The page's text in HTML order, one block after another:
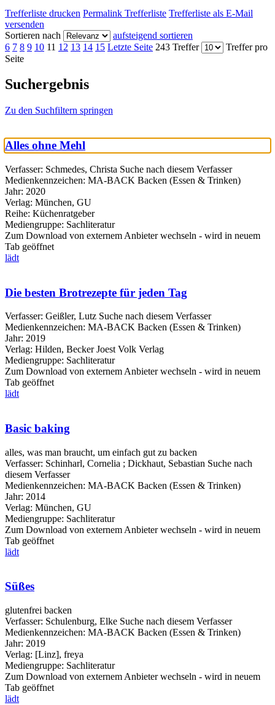
Trefferliste drucken Permalink Trefferliste Trefferliste als E-Mail
versenden
Sortieren nach
aufsteigend sortieren
6 7 8 9 10 11 12 13 14 15 Letzte Seite 243 Treffer
Treffer pro
Seite
Suchergebnis
Zu den Suchfiltern springen
Alles ohne Mehl
Verfasser: Schmedes, Christa Suche nach diesem Verfasser
Medienkennzeichen: MA-BACK Backen (Essen & Trinken)
Jahr: 2020
Verlag: München, GU
Reihe: Küchenratgeber
Mediengruppe: Sachliteratur
Zum Download von externem Anbieter wechseln - wird in neuem
Tab geöffnet
lädt
Die besten Brotrezepte für jeden Tag
Verfasser: Geißler, Lutz Suche nach diesem Verfasser
Medienkennzeichen: MA-BACK Backen (Essen & Trinken)
Jahr: 2019
Verlag: Hilden, Becker Joest Volk Verlag
Mediengruppe: Sachliteratur
Zum Download von externem Anbieter wechseln - wird in neuem
Tab geöffnet
lädt
Basic baking
alles, was man braucht, um einfach gut zu backen
Verfasser: Schinharl, Cornelia ; Dickhaut, Sebastian Suche nach
diesem Verfasser
Medienkennzeichen: MA-BACK Backen (Essen & Trinken)
Jahr: 2014
Verlag: München, GU
Mediengruppe: Sachliteratur
Zum Download von externem Anbieter wechseln - wird in neuem
Tab geöffnet
lädt
Süßes
glutenfrei backen
Verfasser: Schulenburg, Elke Suche nach diesem Verfasser
Medienkennzeichen: MA-BACK Backen (Essen & Trinken)
Jahr: 2019
Verlag: [Linz], freya
Mediengruppe: Sachliteratur
Zum Download von externem Anbieter wechseln - wird in neuem
Tab geöffnet
lädt